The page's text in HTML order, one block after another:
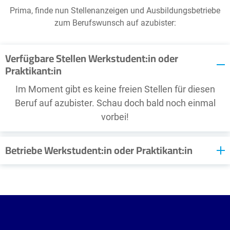
Prima, finde nun Stellenanzeigen und Ausbildungsbetriebe
zum Berufswunsch auf azubister:
Verfügbare Stellen Werkstudent:in oder
Praktikant:in
Im Moment gibt es keine freien Stellen für diesen
Beruf auf azubister. Schau doch bald noch einmal
vorbei!
Betriebe Werkstudent:in oder Praktikant:in